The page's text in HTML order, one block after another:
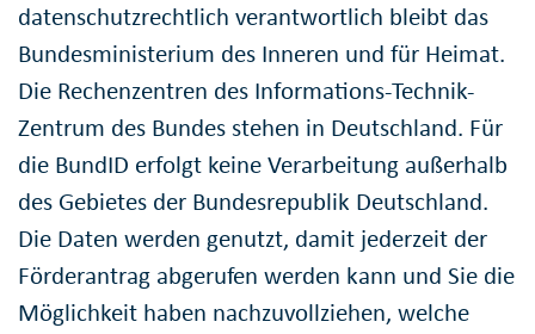
datenschutzrechtlich verantwortlich bleibt das
Bundesministerium des Inneren und für Heimat.
Die Rechenzentren des Informations-Technik-
Zentrum des Bundes stehen in Deutschland. Für
die BundID erfolgt keine Verarbeitung außerhalb
des Gebietes der Bundesrepublik Deutschland.
Die Daten werden genutzt, damit jederzeit der
Förderantrag abgerufen werden kann und Sie die
Möglichkeit haben nachzuvollziehen, welche